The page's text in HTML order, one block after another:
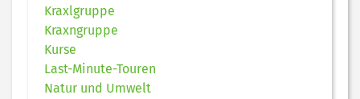
Kraxlgruppe
Kraxngruppe
Kurse
Last-Minute-Touren
Natur und Umwelt